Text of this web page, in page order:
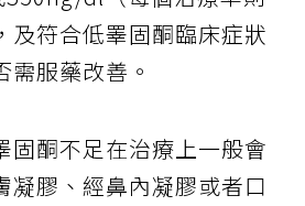
及符合低睪固酮臨床症狀
需服藥改善。
固酮不足在治療上一般會
凝膠、經鼻內凝膠或者口